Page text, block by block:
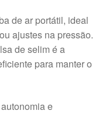
de ar portátil, ideal
ajustes na pressão.
de selim é a
para manter o
e